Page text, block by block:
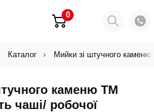
0
Каталог Мийки зі штучного каменю
каменю ТМ
чаші/ робочої